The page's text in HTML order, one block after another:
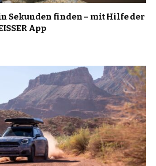
Sekunden finden – mit Hilfe der
App